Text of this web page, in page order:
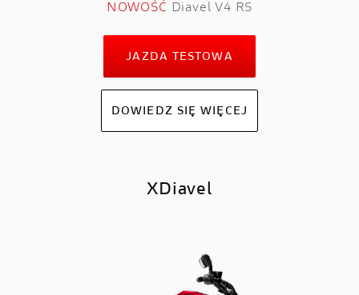
NOWOŚĆ Diavel V4 RS
JAZDA TESTOWA
DOWIEDZ SIĘ WIĘCEJ
XDiavel